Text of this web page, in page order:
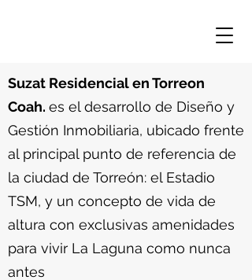
Suzat Residencial en Torreon
Coah. es el desarrollo de Diseño y
Gestión Inmobiliaria, ubicado frente
al principal punto de referencia de
la ciudad de Torreón: el Estadio
TSM, y un concepto de vida de
altura con exclusivas amenidades
para vivir La Laguna como nunca
antes